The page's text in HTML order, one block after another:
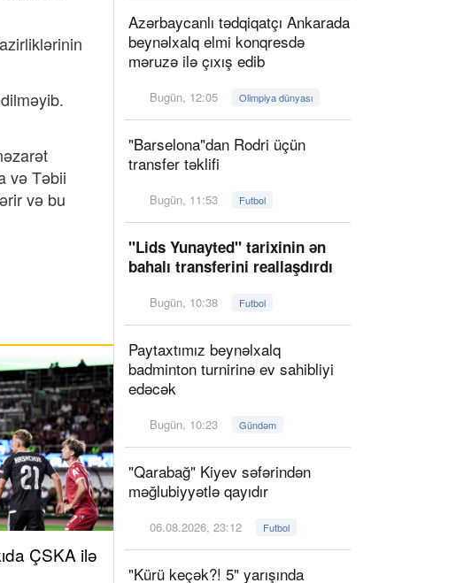
və Təbii
və bu
ÇSKA ilə
Azərbaycanlı tədqiqatçı Ankarada
beynəlxalq elmi konqresdə
məruzə ilə çıxış edib
Bugün, 12:05 Olimpiya dünyası
"Barselona"dan Rodri üçün
transfer təklifi
Bugün, 11:53 Futbol
"Lids Yunayted" tarixinin ən
bahalı transferini reallaşdırdı
Bugün, 10:38 Futbol
Paytaxtımız beynəlxalq
badminton turnirinə ev sahibliyi
edəcək
Bugün, 10:23 Gündəm
"Qarabağ" Kiyev səfərindən
məğlubiyyətlə qayıdır
06.08.2026, 23:12 Futbol
"Kürü keçək?! 5" yarışında